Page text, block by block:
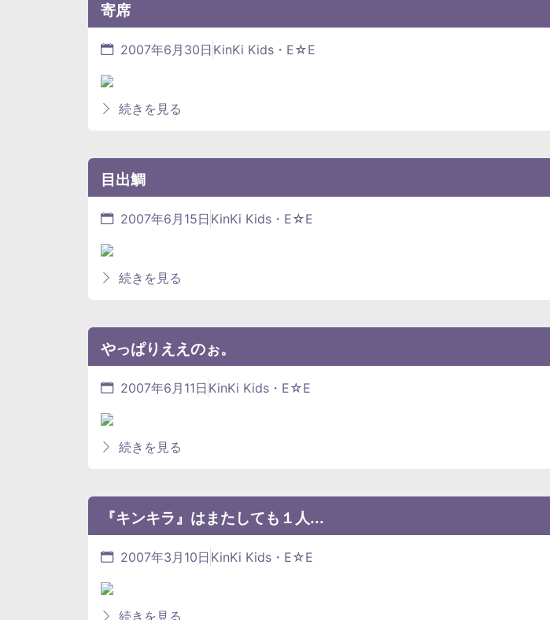
寄席
2007年6月30日 KinKi Kids・E☆E
続きを見る
目出鯛
2007年6月15日 KinKi Kids・E☆E
続きを見る
やっぱりええのぉ。
2007年6月11日 KinKi Kids・E☆E
続きを見る
『キンキラ』はまたしても１人...
2007年3月10日 KinKi Kids・E☆E
続きを見る